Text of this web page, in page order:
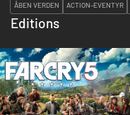
ÅBEN VERDEN ACTION-EVENTYR
Editions